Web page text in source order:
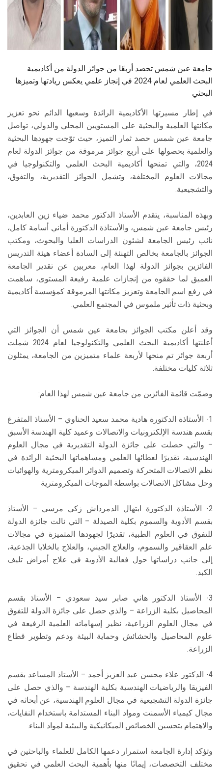
الموظفون
الزائـرون
جامعة عين شمس تحصد أربعًا من جوائز الدولة من أكاديمية
البحث العلمي لعام 2024 في إنجاز علمي يعكس ريادتها وتميزها
البحثي
في إطار مسيرتها الأكاديمية الرائدة وسعيها الدائم نحو تعزيز
مكانتها العلمية والبحثية على المستويين المحلي والدولي، تواصل
جامعة عين شمس حصد ثمار التميز، حيث توّجت جهودها البحثية
والعلمية بحصولها على أربع جوائز مرموقة من جوائز الدولة لعام
2024، والتي تمنحها أكاديمية البحث العلمي والتكنولوجيا في
مجالات العلوم المختلفة، وتشمل الجوائز التقديرية، والتفوق،
والتشجيعية.
وبهذه المناسبة، يتقدم الأستاذ الدكتور محمد ضياء زين العابدين،
رئيس جامعة عين شمس، والأستاذة الدكتورة أماني أسامة كامل،
نائب رئيس الجامعة لشئون الدراسات العليا والبحوث، ومكتب
الجوائز بالجامعة بخالص التهنئة إلى السادة أعضاء هيئة التدريس
الفائزين بجوائز الدولة لهذا العام، معربين عن تقدير الجامعة
العميق لما حققوه من إنجازات علمية رفيعة المستوى، ساهمت
في رفع اسم الجامعة وتعزيز مكانتها المرموقة كمؤسسة أكاديمية
وبحثية ذات تأثير ملموس في المجتمع العلمي.
وقد أعلن مكتب الجوائز بجامعة عين شمس أن الجوائز التي
أعلنتها أكاديمية البحث العلمي والتكنولوجيا لعام 2024 شملت
أربعة جوائز تم منحها لأربعة علماء متميزين من الجامعة، يمثلون
ثلاثة كليات مختلفة.
وضمّت قائمة الفائزين من جامعة عين شمس لهذا العام:
1- الأستاذة الدكتورة هادية محمد سعيد الحناوي – الأستاذ المتفرغ
بقسم هندسة الإلكترونيات والاتصالات وعميد كلية الهندسة الأسبق
– والتي حصلت على جائزة الدولة التقديرية في مجال العلوم
الهندسية، تقديرًا لعطائها العلمي ومساهماتها البحثية الرائدة في
نظم الاتصالات المتحركة وتصميم الدوائر الميكرومترية والهوائيات
وحل مشاكل الاتصالات بواسطة الموجات الميكرومترية
2- الأستاذة الدكتورة ابتهال الدمرداش زكي مرسي – الأستاذ
بقسم الأدوية والسموم بكلية الصيدلة – التي نالت جائزة الدولة
للتفوق في العلوم الطبية، تقديرًا لجهودها المتميزة في مجالات
علم العقاقير والسموم، والعلاج الجيني، والعلاج بالخلايا الجذعية،
إلى جانب دراساتها حول فعالية الأدوية في علاج أمراض تليف
الكبد.
3- الأستاذ الدكتور هاني صابر سيد سعودي – الأستاذ بقسم
المحاصيل بكلية الزراعة – والذي حصل على جائزة الدولة للتفوق
في مجال العلوم الزراعية، نظير إسهاماته العلمية الرفيعة في
علوم المحاصيل والحشائش وحماية البيئة ودعم وتطوير قطاع
الزراعة.
4- الدكتور علاء محسن عبد العزيز أحمد – الأستاذ المساعد بقسم
الفيزيقا والرياضيات الهندسية بكلية الهندسة – والذي حصل على
جائزة الدولة التشجيعية في مجال العلوم الهندسية، عن أبحاثه في
مجال كيمياء الأسمنت ومواد البناء المستدامة باستخدام النفايات،
والاهتمام بتحسين الخصائص الميكانيكية والبيئية لمواد البناء.
وتؤكد إدارة الجامعة استمرار دعمها الكامل للعلماء والباحثين في
مختلف التخصصات، إيمانًا منها بأهمية البحث العلمي في تحقيق